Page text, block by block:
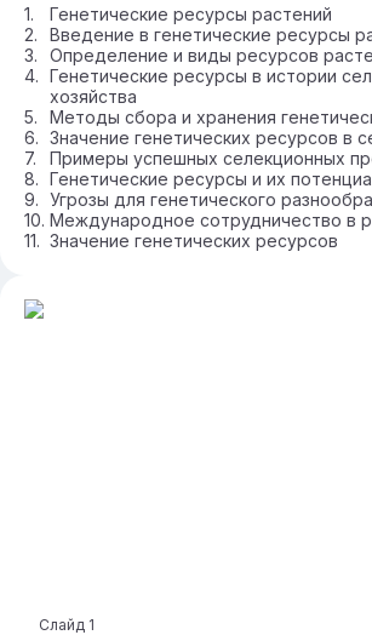
Генетические ресурсы растений
Введение в генетические ресурсы
Определение и виды ресурсов
Генетические ресурсы в истории
хозяйства
Методы сбора и хранения
Значение генетических ресурсов в
Примеры успешных селекционных
Генетические ресурсы и их
Угрозы для генетического
Международное сотрудничество в
Значение генетических ресурсов
Слайд 1